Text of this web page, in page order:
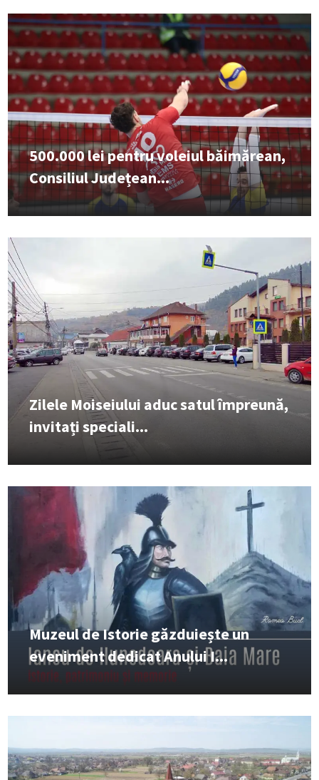
500.000 lei pentru voleiul băimărean,
Consiliul Județean...
Zilele Moiseiului aduc satul împreună,
invitați speciali...
Muzeul de Istorie găzduiește un
eveniment dedicat Anului I...